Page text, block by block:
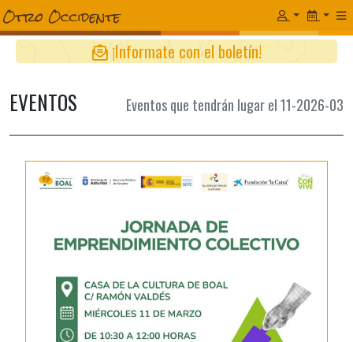
¡Informate con el boletín!
EVENTOS Eventos que tendrán lugar el 11-2026-03